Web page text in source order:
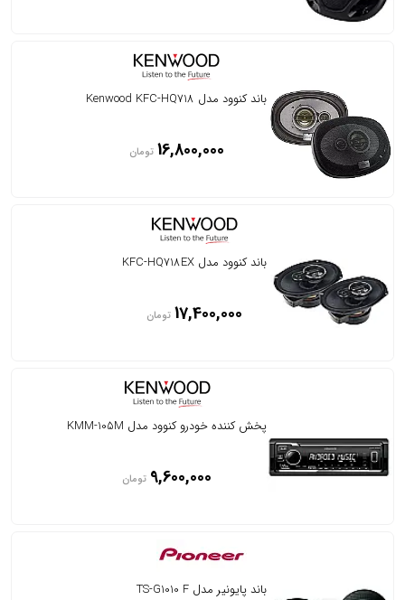
باند کنوود مدل Kenwood KFC-HQ718
16,800,000 تومان
باند کنوود مدل KFC-HQ718EX
17,400,000 تومان
پخش کننده خودرو کنوود مدل KMM-105M
9,600,000 تومان
باند پایونیر مدل TS-G1010 F